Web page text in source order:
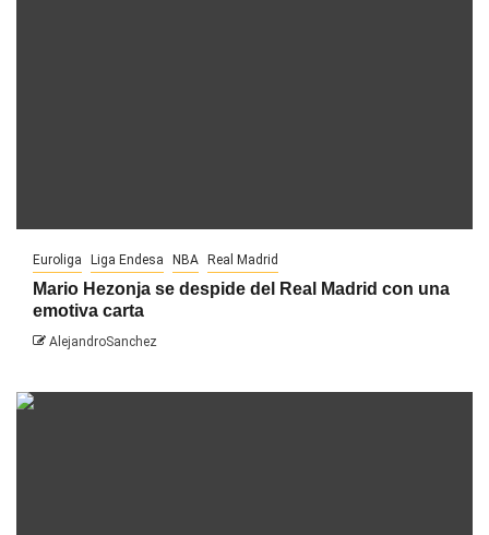
Euroliga Liga Endesa NBA Real Madrid
Mario Hezonja se despide del Real Madrid con una
emotiva carta
AlejandroSanchez